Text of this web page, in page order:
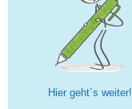
Hier geht´s weiter!